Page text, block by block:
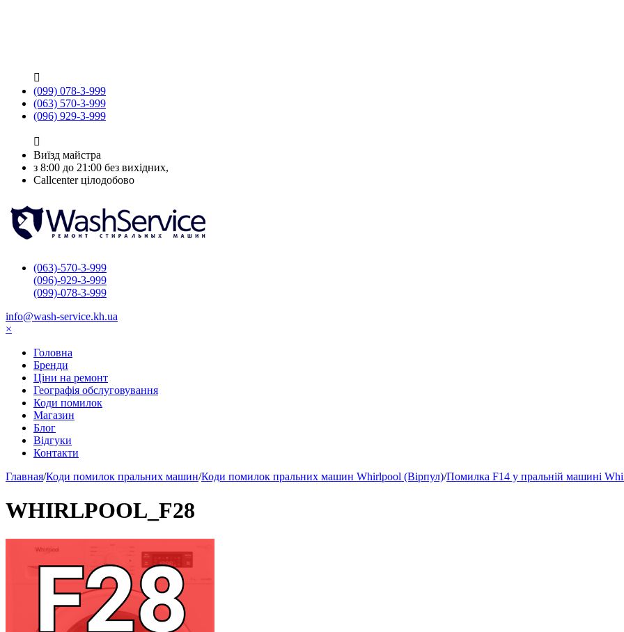

(099) 078-3-999
(063) 570-3-999
(096) 929-3-999

Виїзд майстра
з 8:00 до 21:00 без вихідних,
Callcenter цілодобово
(063)-570-3-999
(096)-929-3-999
(099)-078-3-999
info@wash-service.kh.ua
×
Головна
Бренди
Ціни на ремонт
Географія обслуговування
Коди помилок
Магазин
Блог
Відгуки
Контакти
Главная/Коди помилок пральних машин/Коди помилок пральних машин Whirlpool (Вірпул)/Помилка F14 у пральній машині
WHIRLPOOL_F28